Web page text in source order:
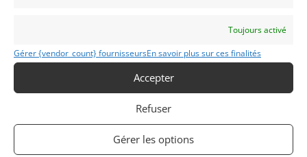
Toujours activé
Gérer {vendor_count} fournisseursEn savoir plus sur ces finalités
Accepter
Refuser
Gérer les options
Passeports techniques
ASN